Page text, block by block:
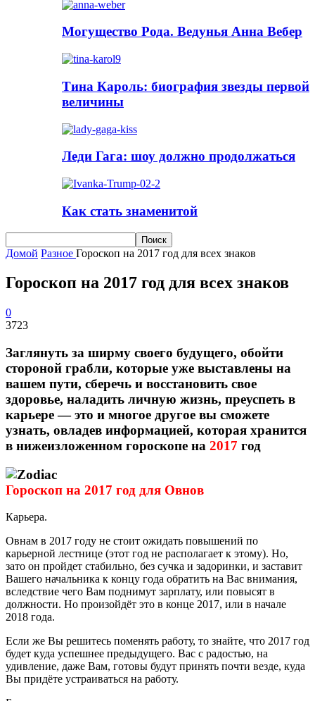
Могущество Рода. Ведунья Анна Вебер
Тина Кароль: биография звезды первой
величины
Леди Гага: шоу должно продолжаться
Как стать знаменитой
Домой Разное Гороскоп на 2017 год для всех знаков
Гороскоп на 2017 год для всех знаков
0
3723
Заглянуть за ширму своего будущего, обойти
стороной грабли, которые уже выставлены на
вашем пути, сберечь и восстановить свое
здоровье, наладить личную жизнь, преуспеть в
карьере — это и многое другое вы сможете
узнать, овладев информацией, которая хранится
в нижеизложенном гороскопе на 2017 год
Гороскоп на 2017 год для Овнов
Карьера.
Овнам в 2017 году не стоит ожидать повышений по
карьерной лестнице (этот год не располагает к этому). Но,
зато он пройдет стабильно, без сучка и задоринки, и заставит
Вашего начальника к концу года обратить на Вас внимания,
вследствие чего Вам поднимут зарплату, или повысят в
должности. Но произойдёт это в конце 2017, или в начале
2018 года.
Если же Вы решитесь поменять работу, то знайте, что 2017 год
будет куда успешнее предыдущего. Вас с радостью, на
удивление, даже Вам, готовы будут принять почти везде, куда
Вы придёте устраиваться на работу.